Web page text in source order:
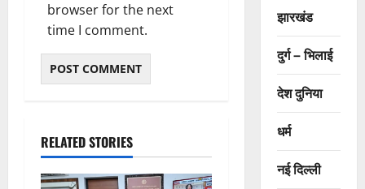
browser for the next
time I comment.
RELATED STORIES
झारखंड
दुर्ग – भिलाई
देश दुनिया
धर्म
नई दिल्ली